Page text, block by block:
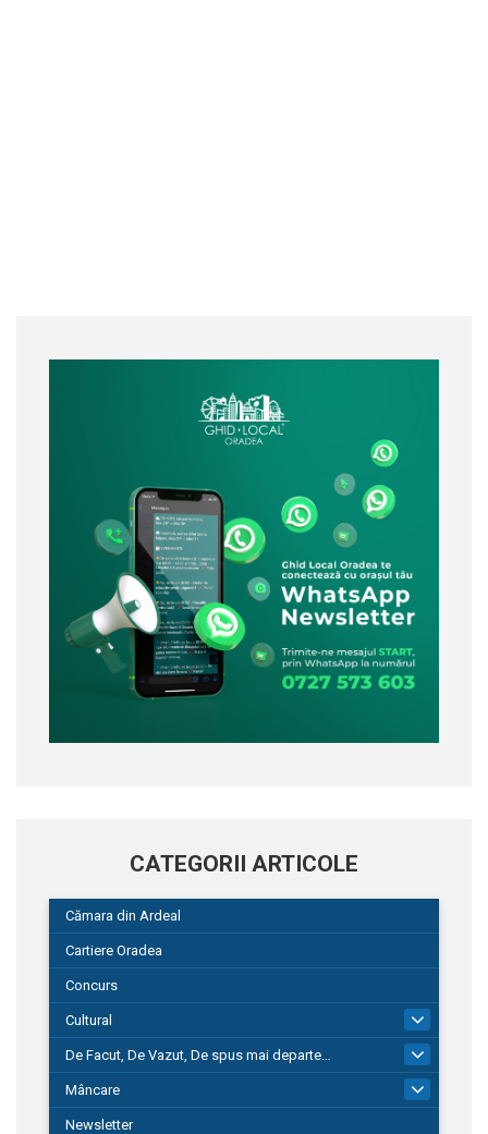
CATEGORII ARTICOLE
Cămara din Ardeal
Cartiere Oradea
Concurs
Cultural
De Facut, De Vazut, De spus mai departe…
580
Mâncare
Newsletter